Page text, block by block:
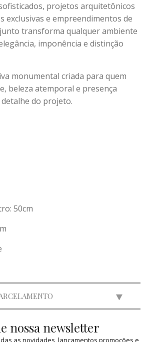
projetos arquitetônicos
exclusivas e empreendimentos de
transforma qualquer ambiente
imponência e distinção
monumental criada para quem
beleza atemporal e presença
do projeto.
50cm
=R$ 65.000,00
nossa newsletter
as novidades, lançamentos promoções e